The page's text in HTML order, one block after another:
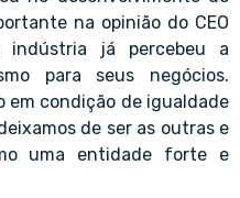
na opinião do CEO
indústria já percebeu a
para seus negócios.
em condição de igualdade
de ser as outras e
uma entidade forte e